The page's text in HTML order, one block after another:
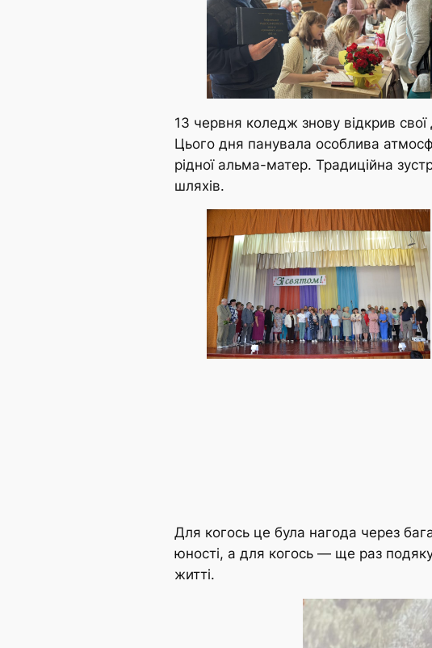
13 червня коледж знову відкрив свої
Цього дня панувала особлива
рідної альма-матер. Традиційна
шляхів.
Для когось це була нагода через
юності, а для когось — ще раз
житті.